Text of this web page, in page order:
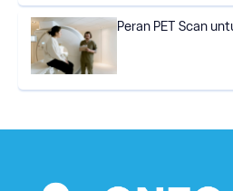
Peran PET Scan